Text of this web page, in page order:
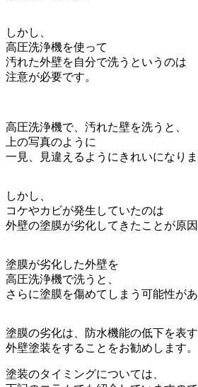
しかし、
高圧洗浄機を使って
汚れた外壁を自分で洗うというのは
注意が必要です。
高圧洗浄機で、汚れた壁を洗うと、
上の写真のように
一見、見違えるようにきれいになりま
しかし、
コケやカビが発生していたのは
外壁の塗膜が劣化してきたことが原因
塗膜が劣化した外壁を
高圧洗浄機で洗うと、
さらに塗膜を傷めてしまう可能性があ
塗膜の劣化は、防水機能の低下を表す
外壁塗装をすることをお勧めします。
塗装のタイミングについては、